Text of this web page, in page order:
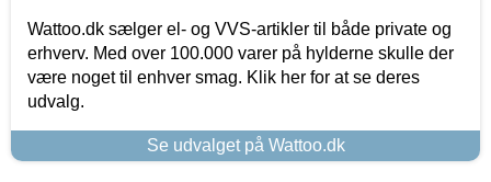
Wattoo.dk sælger el- og VVS-artikler til både private og
erhverv. Med over 100.000 varer på hylderne skulle der
være noget til enhver smag. Klik her for at se deres
udvalg.
Se udvalget på Wattoo.dk